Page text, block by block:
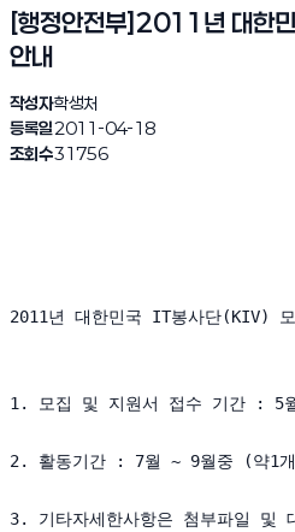
[행정안전부]2011년 대한
안내
작성자학생처
등록일2011-04-18
조회수31756
2011년 대한민국 IT봉사단(KIV)
1. 모집 및 지원서 접수 기간 : 5
2. 활동기간 : 7월 ~ 9월중 (약1
3. 기타자세한사항은 첨부파일 및